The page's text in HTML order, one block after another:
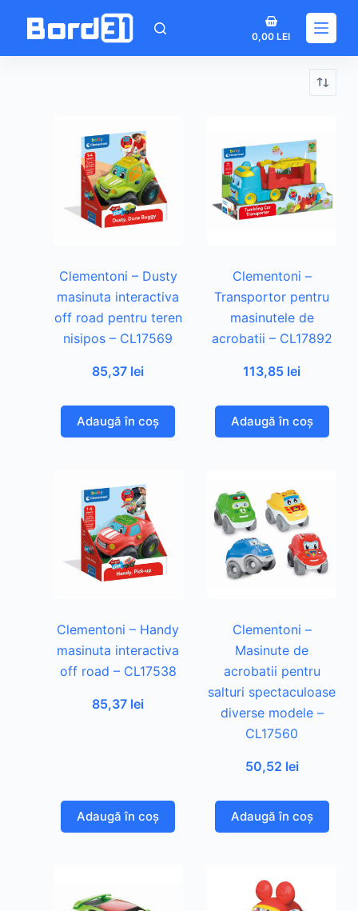
Coș
de
cumpărături
0,00LEI
Clementoni – Dusty
masinuta interactiva
off road pentru teren
nisipos – CL17569
85,37 lei
Adaugă în coș
Clementoni –
Transportor pentru
masinutele de
acrobatii – CL17892
113,85 lei
Adaugă în coș
Clementoni – Handy
masinuta interactiva
off road – CL17538
85,37 lei
Adaugă în coș
Clementoni –
Masinute de
acrobatii pentru
salturi spectaculoase
diverse modele –
CL17560
50,52 lei
Adaugă în coș